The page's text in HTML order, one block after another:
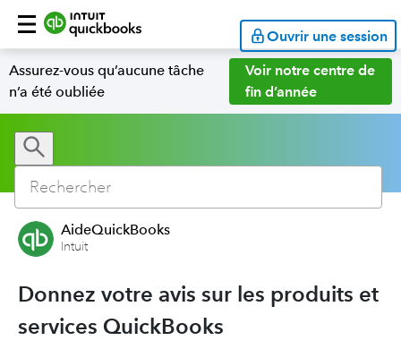
Ouvrir une session
Assurez-vous qu’aucune tâche
n’a été oubliée
Voir notre centre de
fin d’année
AideQuickBooks
Intuit
Donnez votre avis sur les produits et
services QuickBooks